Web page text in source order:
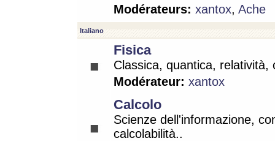
Modérateurs: xantox, Ache
Italiano
Fisica
Classica, quantica, relatività,
Modérateur: xantox
Calcolo
Scienze dell'informazione,
calcolabilità..